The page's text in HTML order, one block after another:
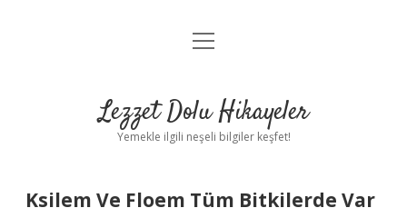
Anasayfa
Yasal Uyarı
menüyü
Lezzet Dolu Hikayeler
Yemekle ilgili neşeli bilgiler keşfet!
Ksilem Ve Floem Tüm Bitkilerde Var